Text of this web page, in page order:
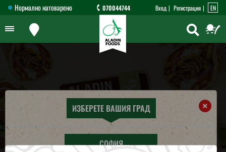
Нормално натоварено 070044744 Вход Регистрация EN
ИЗБЕРЕТЕ ВАШИЯ ГРАД ×
СОФИЯ